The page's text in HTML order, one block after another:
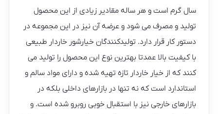
سال گرم است و هر ساله مقادیر زیادی از این محصول
تولید و مصرف می شود و عرضه آن نیز در این مجموعه در
دستور کار قرار دارد. تولیدکنندگان خیارشور خاردار طبیعی
با کیفیت بالا عمدتا بهترین نوع این محصول را تولید می
کنند که از خیار خاردار تازه تهیه شده و دارای مواد سالم و
استاندارد است که نه تنها در بازارهای داخلی بلکه در
بازارهای خارجی نیز با استقبال خوبی روبرو شده است. و